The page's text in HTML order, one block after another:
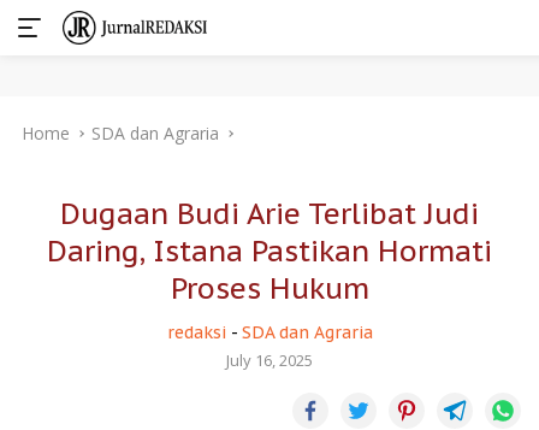
Home SDA dan Agraria
Dugaan Budi Arie Terlibat Judi
Daring, Istana Pastikan Hormati
Proses Hukum
redaksi - SDA dan Agraria
July 16, 2025